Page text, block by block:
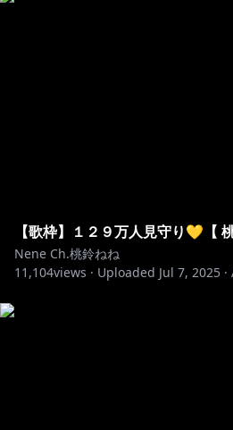
https://twitter.com/hololivetv
【歌枠】１２９万人見守り💛【
Nene Ch.桃鈴ねね
11,104views · Uploaded Jul 7, 2025 ·